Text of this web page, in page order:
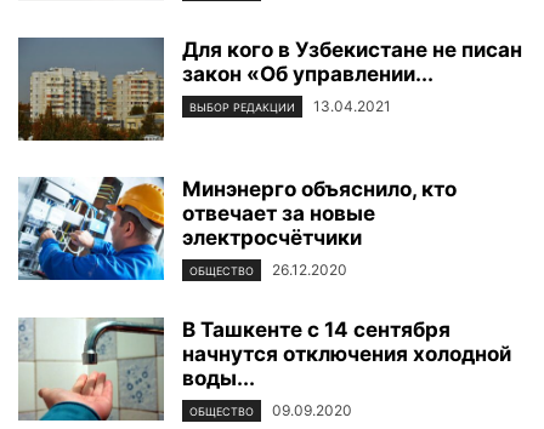
Для кого в Узбекистане не писан
закон «Об управлении...
ВЫБОР РЕДАКЦИИ 13.04.2021
Минэнерго объяснило, кто
отвечает за новые
электросчётчики
ОБЩЕСТВО 26.12.2020
В Ташкенте с 14 сентября
начнутся отключения холодной
воды...
ОБЩЕСТВО 09.09.2020